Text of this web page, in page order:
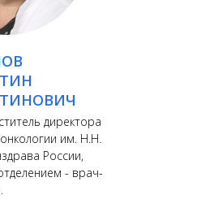
директора
им. Н.Н.
России,
- врач-